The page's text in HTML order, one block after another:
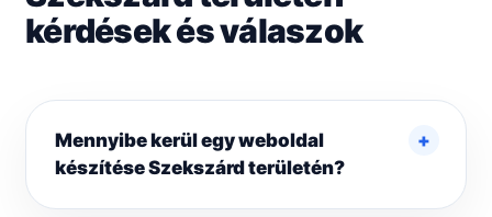
kérdések és válaszok
Mennyibe kerül egy weboldal
készítése Szekszárd területén?